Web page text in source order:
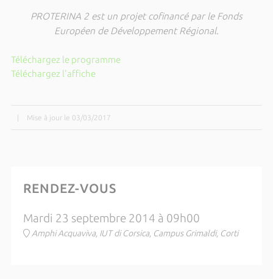
PROTERINA 2 est un projet cofinancé par le Fonds
Européen de Développement Régional.
Téléchargez le programme
Téléchargez l'affiche
Mise à jour le 03/03/2017
RENDEZ-VOUS
Mardi 23 septembre 2014 à 09h00
Amphi Acquaviva, IUT di Corsica, Campus Grimaldi, Corti